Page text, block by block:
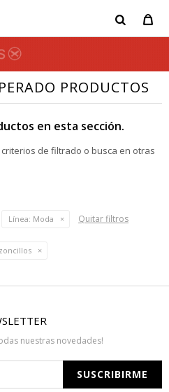
PRODUCTOS
en esta sección.
de filtrado o busca en otras
Línea: Moda Quitar filtros
nuestras novedades!
SUSCRIBIRME